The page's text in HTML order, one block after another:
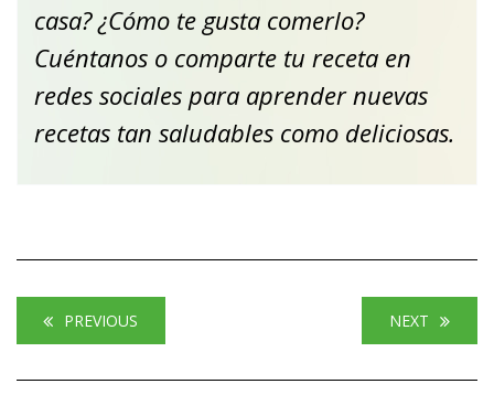
casa? ¿Cómo te gusta comerlo?
Cuéntanos o comparte tu receta en
redes sociales para aprender nuevas
recetas tan saludables como deliciosas.
PREVIOUS NEXT